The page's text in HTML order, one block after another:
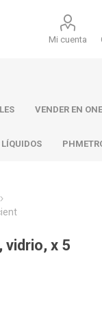
Mi cuenta
VENDER EN
x 5